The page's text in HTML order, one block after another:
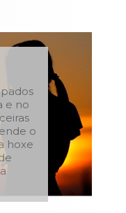
e no
o
hoxe